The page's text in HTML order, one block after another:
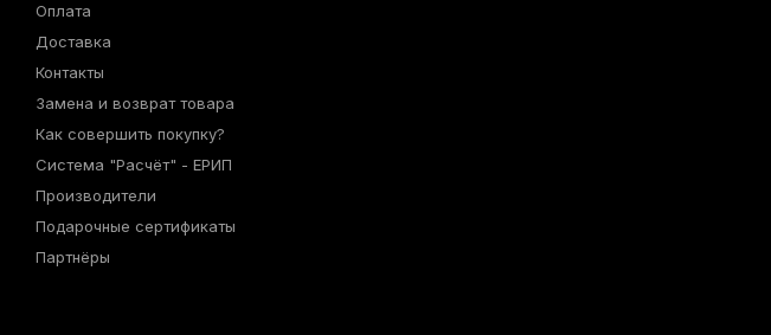
Оплата
Доставка
Контакты
Замена и возврат товара
Как совершить покупку?
Система "Расчёт" - ЕРИП
Производители
Подарочные сертификаты
Партнёры